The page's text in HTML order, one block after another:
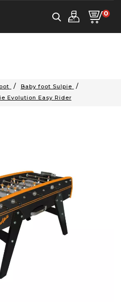
0
Baby foot Sulpie
Evolution Easy Rider